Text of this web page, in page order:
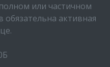
или частичном
активная